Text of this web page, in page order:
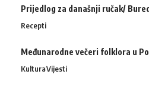
Prijedlog za današnji ručak/
Recepti
Međunarodne večeri folklora u
KulturaVijesti